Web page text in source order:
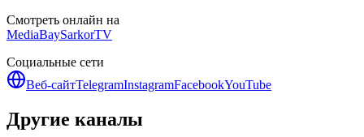
Смотреть онлайн на
MediaBaySarkorTV
Социальные сети
Веб-сайтTelegramInstagramFacebookYouTube
Другие каналы